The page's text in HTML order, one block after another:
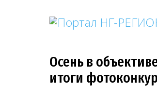
Осень в
итоги